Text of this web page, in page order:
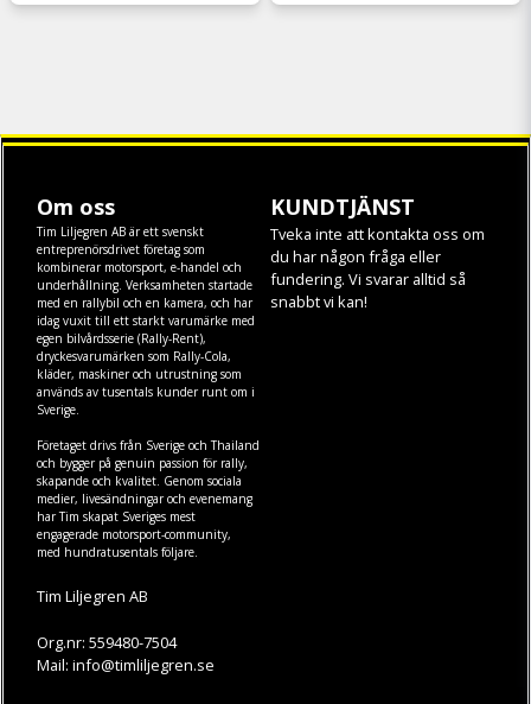
Om oss
Tim Liljegren AB är ett svenskt
entreprenörsdrivet företag som
kombinerar motorsport, e-handel och
underhållning. Verksamheten startade
med en rallybil och en kamera, och har
idag vuxit till ett starkt varumärke med
egen bilvårdsserie (Rally-Rent),
dryckesvarumärken som Rally-Cola,
kläder, maskineroch utrustning som
används av tusentals kunder runt om i
Sverige.
Företaget drivs från Sverige och Thailand
och bygger på genuin passion för rally,
skapande och kvalitet. Genom sociala
medier, livesändningar och evenemang
har Tim skapat Sveriges mest
engagerade motorsport-community,
med hundratusentals följare.
Tim Liljegren AB
Org.nr: 559480-7504
Mail: info@timliljegren.se
KUNDTJÄNST
Tveka inte att kontakta oss om
du har någon fråga eller
fundering. Vi svarar alltid så
snabbt vi kan!